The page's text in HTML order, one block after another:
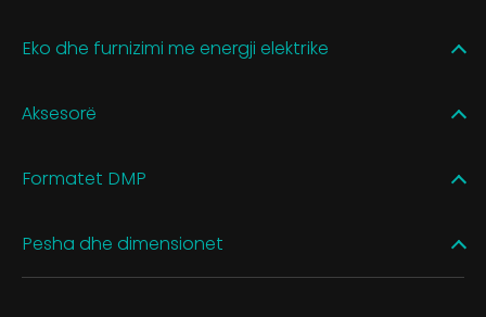
Eko dhe furnizimi me energji elektrike
Aksesorë
Formatet DMP
Pesha dhe dimensionet